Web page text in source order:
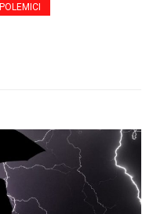
POLEMICI